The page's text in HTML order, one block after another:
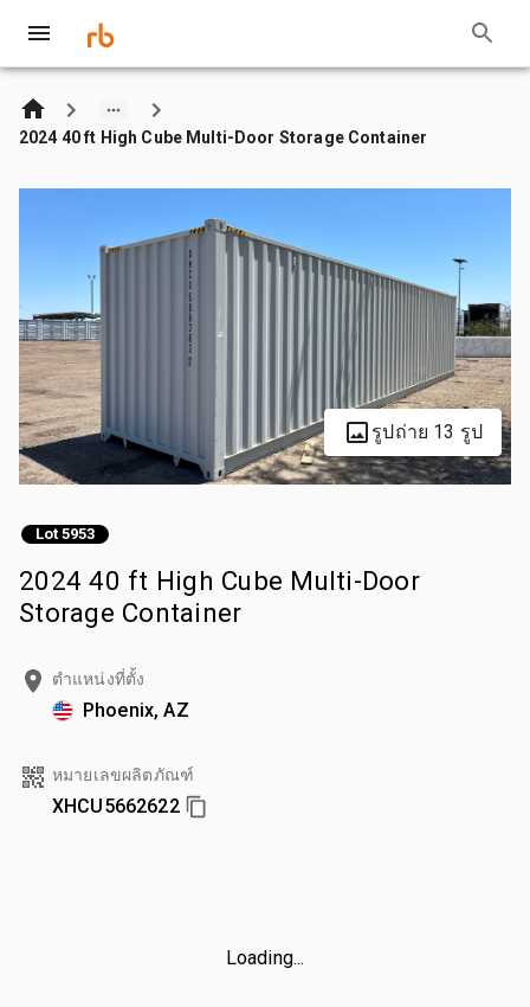
2024 40 ft High Cube Multi-Door Storage Container
รูปถ่าย 13 รูป
Lot 5953
2024 40 ft High Cube Multi-Door
Storage Container
ตำแหน่งที่ตั้ง
Phoenix, AZ
หมายเลขผลิตภัณฑ์
XHCU5662622
Loading...